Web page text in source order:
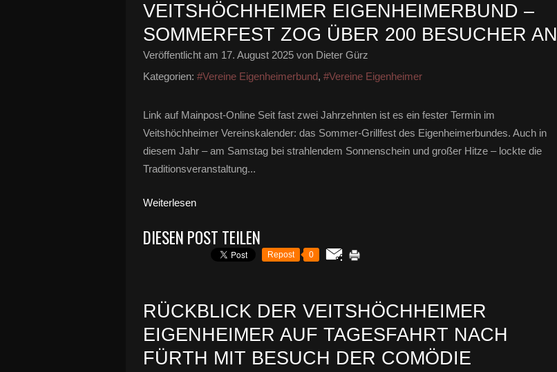
VEITSHÖCHHEIMER EIGENHEIMERBUND –
SOMMERFEST ZOG ÜBER 200 BESUCHER AN
Veröffentlicht am 17. August 2025 von Dieter Gürz
Kategorien: #Vereine Eigenheimerbund, #Vereine Eigenheimer
Link auf Mainpost-Online Seit fast zwei Jahrzehnten ist es ein fester Termin im
Veitshöchheimer Vereinskalender: das Sommer-Grillfest des Eigenheimerbundes. Auch in
diesem Jahr – am Samstag bei strahlendem Sonnenschein und großer Hitze – lockte die
Traditionsveranstaltung...
Weiterlesen
DIESEN POST TEILEN
Repost 0
RÜCKBLICK DER VEITSHÖCHHEIMER
EIGENHEIMER AUF TAGESFAHRT NACH
FÜRTH MIT BESUCH DER COMÖDIE